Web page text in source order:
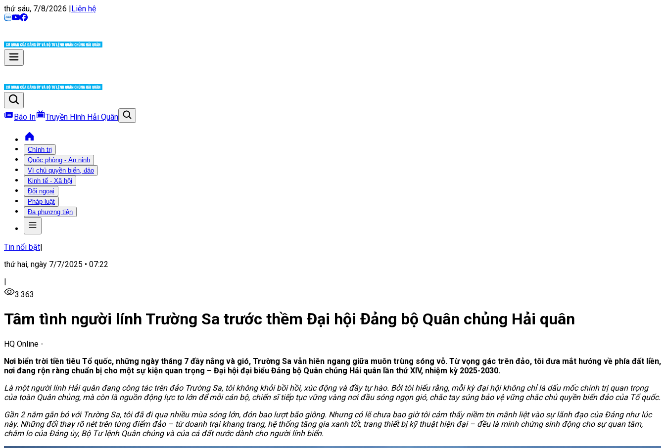
thứ sáu, 7/8/2026 |Liên hệ
Báo In Truyền Hình Hải Quân
Chính trị
Quốc phòng - An ninh
Vì chủ quyền biển, đảo
Kinh tế - Xã hội
Đối ngoại
Pháp luật
Đa phương tiện
Tin nổi bật|
thứ hai, ngày 7/7/2025 • 07:22
|
3.363
Tâm tình người lính Trường Sa trước thềm Đại hội Đảng bộ Quân chủng Hải quân
HQ Online -
Nơi biển trời tiền tiêu Tổ quốc, những ngày tháng 7 đầy nắng và gió, Trường Sa vẫn hiên ngang giữa muôn trùng sóng vỗ. Từ vọng gác trên đảo, tôi đưa mắt hướng về phía đất liền,
nơi đang rộn ràng chuẩn bị cho một sự kiện quan trọng – Đại hội đại biểu Đảng bộ Quân chủng Hải quân lần thứ XIV, nhiệm kỳ 2025-2030.
Là một người lính Hải quân đang công tác trên đảo Trường Sa, tôi không khỏi bồi hồi, xúc động và đầy tự hào. Bởi tôi hiểu rằng, mỗi kỳ đại hội không chỉ là dấu mốc chính trị quan trọng
của toàn Quân chủng, mà còn là nguồn động lực to lớn để mỗi cán bộ, chiến sĩ tiếp tục vững vàng nơi đầu sóng ngọn gió, chắc tay súng bảo vệ vững chắc chủ quyền biển đảo của Tổ quốc.
Gần 2 năm gắn bó với Trường Sa, tôi đã đi qua nhiều mùa sóng lớn, đón bao lượt bão giông. Nhưng có lẽ chưa bao giờ tôi cảm thấy niềm tin mãnh liệt vào sự lãnh đạo của Đảng như lúc
này. Những đổi thay rõ nét trên từng điểm đảo – từ doanh trại khang trang, hệ thống tăng gia xanh tốt, trang thiết bị kỹ thuật hiện đại – đều là minh chứng sinh động cho sự quan tâm,
chăm lo của Đảng ủy, Bộ Tư lệnh Quân chủng và của cả đất nước dành cho người lính biển.